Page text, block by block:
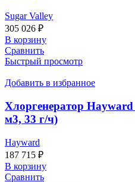
Sugar Valley
305 026 ₽
В корзину
Сравнить
Быстрый просмотр
Добавить в избранное
Хлоргенератор
м3, 33 г/ч)
Hayward
187 715 ₽
В корзину
Сравнить